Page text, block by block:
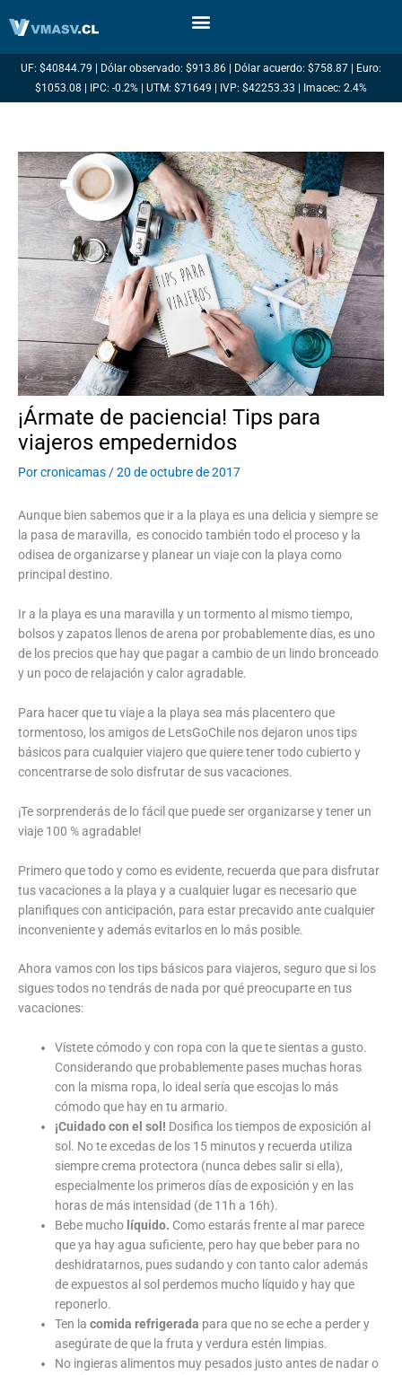
UF: $40844.79 | Dólar observado: $913.86 | Dólar acuerdo: $758.87 | Euro:
$1053.08 | IPC: -0.2% | UTM: $71649 | IVP: $42253.33 | Imacec: 2.4%
¡Ármate de paciencia! Tips para
viajeros empedernidos
Porcronicamas /20 de octubre de 2017
Aunque bien sabemos que ir a la playa es una delicia y siempre se
la pasa de maravilla, es conocido también todo el proceso y la
odisea de organizarse y planear un viaje con la playa como
principal destino.
Ir a la playa es una maravilla y un tormento al mismo tiempo,
bolsos y zapatos llenos de arena por probablemente días, es uno
de los precios que hay que pagar a cambio de un lindo bronceado
y un poco de relajación y calor agradable.
Para hacer que tu viaje a la playa sea más placentero que
tormentoso, los amigos de LetsGoChile nos dejaron unos tips
básicos para cualquier viajero que quiere tener todo cubierto y
concentrarse de solo disfrutar de sus vacaciones.
¡Te sorprenderás de lo fácil que puede ser organizarse y tener un
viaje 100 % agradable!
Primero que todo y como es evidente, recuerda que para disfrutar
tus vacaciones a la playa y a cualquier lugar es necesario que
planifiques con anticipación, para estar precavido ante cualquier
inconveniente y además evitarlos en lo más posible.
Ahora vamos con los tips básicos para viajeros, seguro que si los
sigues todos no tendrás de nada por qué preocuparte en tus
vacaciones:
Vístete cómodo y con ropa con la que te sientas a gusto.
Considerando que probablemente pases muchas horas
con la misma ropa, lo ideal sería que escojas lo más
cómodo que hay en tu armario.
¡Cuidado con el sol! Dosifica los tiempos de exposición al
sol. No te excedas de los 15 minutos y recuerda utiliza
siempre crema protectora (nunca debes salir si ella),
especialmente los primeros días de exposición y en las
horas de más intensidad (de 11h a 16h).
Bebe mucho líquido. Como estarás frente al mar parece
que ya hay agua suficiente, pero hay que beber para no
deshidratarnos, pues sudando y con tanto calor además
de expuestos al sol perdemos mucho líquido y hay que
reponerlo.
Ten lacomida refrigerada para que no se eche a perder y
asegúrate de que la fruta y verdura estén limpias.
No ingieras alimentos muy pesados justo antes de nadar o